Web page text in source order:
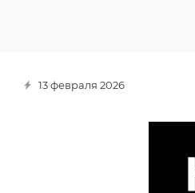
13 февраля 2026